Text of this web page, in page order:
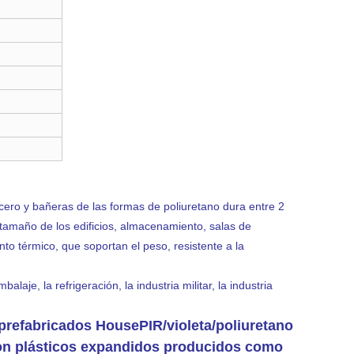
y bañeras de las formas de poliuretano dura entre 2
de los edificios, almacenamiento, salas de
térmico, que soportan el peso, resistente a la
la refrigeración, la industria militar, la industria
HousePIR/violeta/poliuretano
plásticos expandidos producidos como